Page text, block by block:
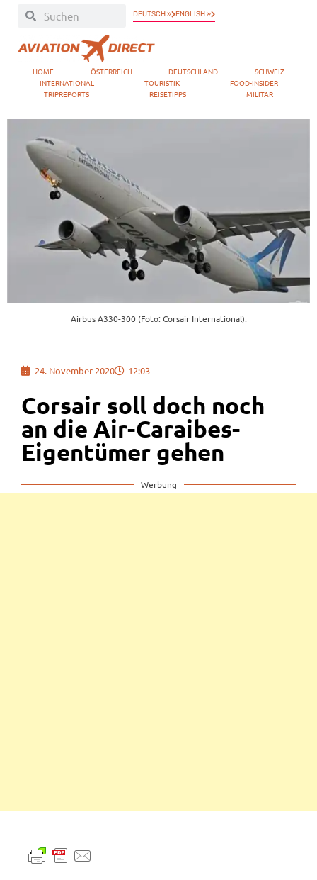
DEUTSCH » ENGLISH »
HOME ÖSTERREICH DEUTSCHLAND
SCHWEIZ
INTERNATIONAL
TOURISTIK
FOOD-INSIDER
TRIPREPORTS
REISETIPPS MILITÄR
Airbus A330-300 (Foto: Corsair International).
24. November 2020 12:03
Corsair soll doch noch
an die Air-Caraibes-
Eigentümer gehen
Werbung